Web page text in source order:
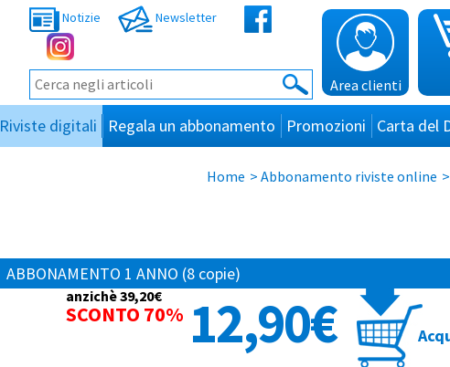
Notizie Newsletter
Area clienti
Riviste digitali Regala un abbonamento Promozioni Carta del
Home > Abbonamento riviste online >
ABBONAMENTO 1 ANNO (8 copie)
12,90€
anzichè 39,20€
SCONTO 70%